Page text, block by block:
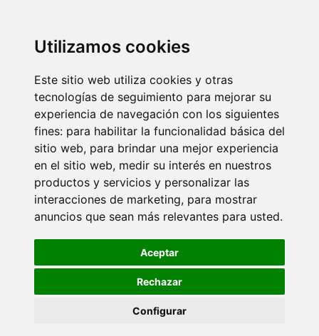
Utilizamos cookies
Este sitio web utiliza cookies y otras
tecnologías de seguimiento para mejorar su
experiencia de navegación con los siguientes
fines: para habilitar la funcionalidad básica del
sitio web, para brindar una mejor experiencia
en el sitio web, medir su interés en nuestros
productos y servicios y personalizar las
interacciones de marketing, para mostrar
anuncios que sean más relevantes para usted.
Aceptar
Rechazar
Configurar